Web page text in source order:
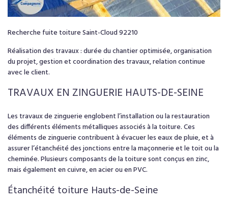
Recherche fuite toiture Saint-Cloud 92210
Réalisation des travaux : durée du chantier optimisée, organisation
du projet, gestion et coordination des travaux, relation continue
avec le client.
TRAVAUX EN ZINGUERIE HAUTS-DE-SEINE
Les travaux de zinguerie englobent l’installation ou la restauration
des différents éléments métalliques associés à la toiture. Ces
éléments de zinguerie contribuent à évacuer les eaux de pluie, et à
assurer l’étanchéité des jonctions entre la maçonnerie et le toit ou la
cheminée. Plusieurs composants de la toiture sont conçus en zinc,
mais également en cuivre, en acier ou en PVC.
Étanchéité toiture Hauts-de-Seine